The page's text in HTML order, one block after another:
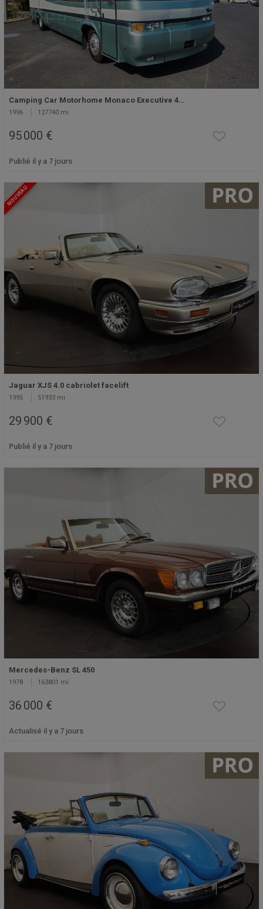
Camping Car Motorhome Monaco Executive 4…
1996 127740 mi
95 000 €
Publié il y a 7 jours
NOUVEAU
Jaguar XJS 4.0 cabriolet facelift
1995 51933 mi
29 900 €
Publié il y a 7 jours
Mercedes-Benz SL 450
1978 163801 mi
36 000 €
Actualisé il y a 7 jours